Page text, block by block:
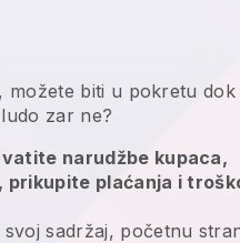
možete biti u pokretu dok
zar ne?
narudžbe kupaca,
prikupite plaćanja i
svoj sadržaj, početnu